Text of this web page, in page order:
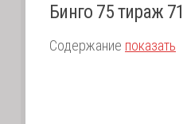
Бинго 75 тираж
Содержание показать